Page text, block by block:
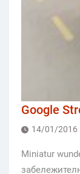
Google
14/01/2016
Miniatur